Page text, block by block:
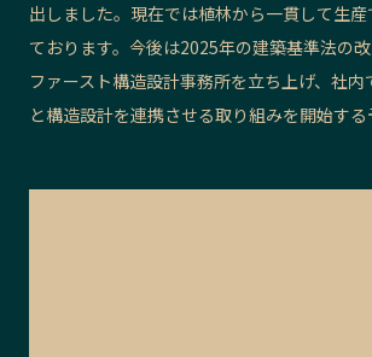
出しました。現在では植林から一貫して生
ております。今後は2025年の建築基準法の
ファースト構造設計事務所を立ち上げ、社
と構造設計を連携させる取り組みを開始する